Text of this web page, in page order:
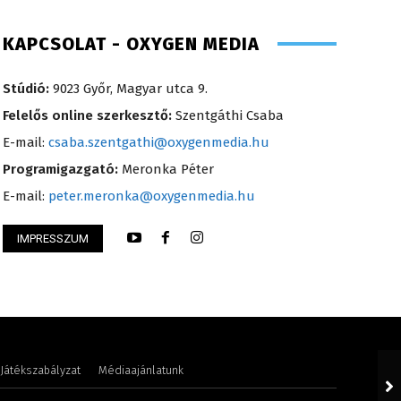
– technikus – 1996
KAPCSOLAT - OXYGEN MEDIA
Stúdió: 9023 Győr, Magyar utca 9.
Felelős online szerkesztő: Szentgáthi Csaba
E-mail: csaba.szentgathi@oxygenmedia.hu
Programigazgató: Meronka Péter
E-mail: peter.meronka@oxygenmedia.hu
IMPRESSZUM
Játékszabályzat Médiaajánlatunk